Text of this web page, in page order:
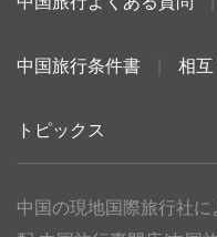
中国旅行条件書 相互
トピックス
中国の現地国際旅行社